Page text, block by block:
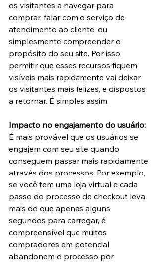
os visitantes a navegar para
comprar, falar com o serviço de
atendimento ao cliente, ou
simplesmente compreender o
propósito do seu site. Por isso,
permitir que esses recursos fiquem
visíveis mais rapidamente vai deixar
os visitantes mais felizes, e dispostos
a retornar. É simples assim.
Impacto no engajamento do usuário:
É mais provável que os usuários se
engajem com seu site quando
conseguem passar mais rapidamente
através dos processos. Por exemplo,
se você tem uma loja virtual e cada
passo do processo de checkout leva
mais do que apenas alguns
segundos para carregar, é
compreensível que muitos
compradores em potencial
abandonem o processo por